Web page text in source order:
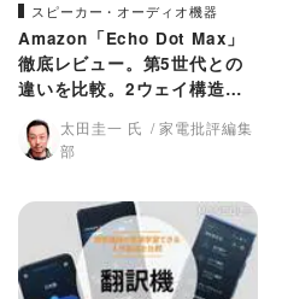
スピーカー・オーディオ機器
Amazon「Echo Dot Max」
徹底レビュー。第5世代との
違いを比較。2ウェイ構造で
重低音3倍は本当か？
太田圭一 氏
家電批評編集
部